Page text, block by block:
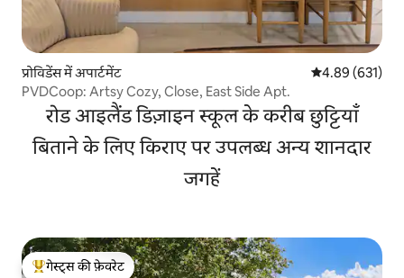
प्रोविडेंस में अपार्टमेंट औसत रेटिंग 5 में से
4.89 (631)
PVDCoop: Artsy Cozy, Close, East Side Apt.
रोड आइलैंड डिज़ाइन स्कूल के करीब छुट्टियाँ
बिताने के लिए किराए पर उपलब्ध अन्य शानदार
जगहें
गेस्ट्स की फ़ेवरेट